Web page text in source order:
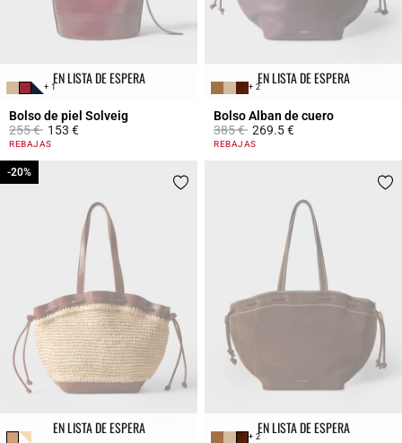
EN LISTA DE ESPERA
+ 1
Bolso de piel Solveig
Price reduced from
255 €to153 €
5 out of 5 Customer Rating
REBAJAS
EN LISTA DE ESPERA
+ 2
Bolso Alban de cuero
Price reduced from
385 €to269.5 €
3,5 out of 5 Customer Rating
REBAJAS
EN LISTA DE ESPERA
-20%
-20%
EN LISTA DE ESPERA
+ 2